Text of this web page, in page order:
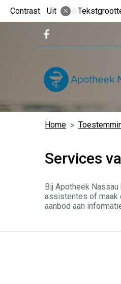
Contrast Uit
Bezoek
onze
pagina
Home
Services
Bij Apotheek
assistentes of maak
aanbod aan